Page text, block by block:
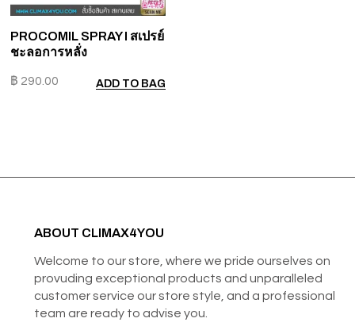
PROCOMIL SPRAY I สเปรย์
ชะลอการหลั่ง
฿ 290.00 ADD TO BAG
ABOUT CLIMAX4YOU
Welcome to our store, where we pride ourselves on
provuding exceptional products and unparalleled
customer service our store style, and a professional
team are ready to advise you.